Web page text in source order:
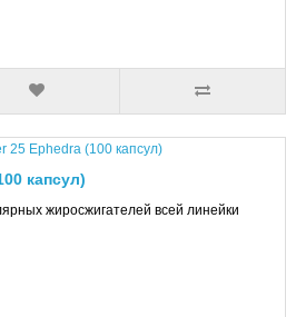
капсул)
жиросжигателей всей линейки